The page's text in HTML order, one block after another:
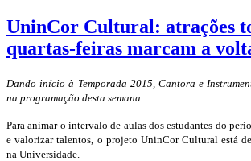
UninCor Cultural: atrações
quartas-feiras marcam a
Dando início à Temporada 2015, Cantora e
na programação desta semana.
Para animar o intervalo de aulas dos estudantes do
e valorizar talentos, o projeto UninCor Cultural está
na Universidade.